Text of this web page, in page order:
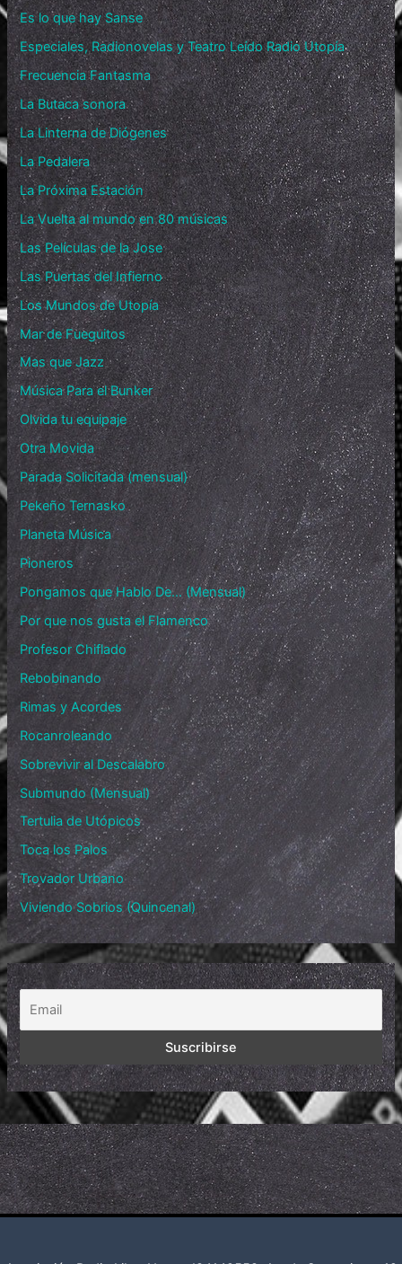
Es lo que hay Sanse
Especiales, Radionovelas y Teatro Leído Radio Utopía
Frecuencia Fantasma
La Butaca sonora
La Linterna de Diógenes
La Pedalera
La Próxima Estación
La Vuelta al mundo en 80 músicas
Las Películas de la Jose
Las Puertas del Infierno
Los Mundos de Utopía
Mar de Fueguitos
Mas que Jazz
Música Para el Bunker
Olvida tu equipaje
Otra Movida
Parada Solicitada (mensual)
Pekeño Ternasko
Planeta Música
Pioneros
Pongamos que Hablo De… (Mensual)
Por que nos gusta el Flamenco
Profesor Chiflado
Rebobinando
Rimas y Acordes
Rocanroleando
Sobrevivir al Descalabro
Submundo (Mensual)
Tertulia de Utópicos
Toca los Palos
Trovador Urbano
Viviendo Sobrios (Quincenal)